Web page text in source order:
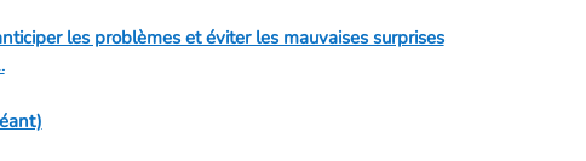
les problèmes et éviter les mauvaises surprises